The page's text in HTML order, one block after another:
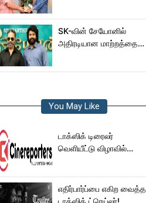
SK-வின் சேயோனில்
அதிரடியான மாற்றத்தை
You May Like
டாக்ஸிக் டிரைலர்
வெளியீட்டு விழாவில்
யாரு பாருங்க!..
எதிர்பார்ப்பை எகிற வைத்த
டாக்ஸிக் ட்ரெய்லர்!